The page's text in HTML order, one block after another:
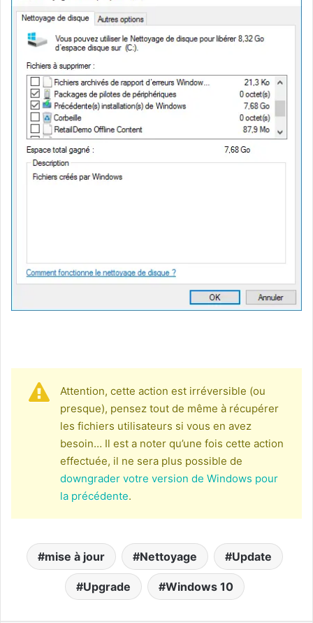
Attention, cette action est irréversible (ou
presque), pensez tout de même à récupérer
les fichiers utilisateurs si vous en avez
besoin… Il est a noter qu’une fois cette action
effectuée, il ne sera plus possible de
downgrader votre version de Windows pour
la précédente.
mise à jour Nettoyage Update
Upgrade Windows 10